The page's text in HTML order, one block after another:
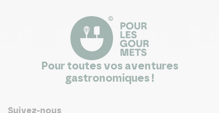
Pour toutes vos aventures
gastronomiques !
Suivez-nous